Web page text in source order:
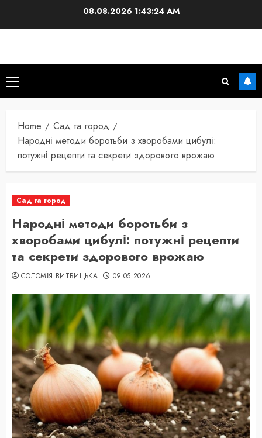
08.08.2026 1:43:25 AM
Primary
Menu
Home
Сад та город
Народні методи боротьби з хворобами цибулі:
потужні рецепти та секрети здорового врожаю
Сад та город
Народні методи боротьби з
хворобами цибулі: потужні рецепти
та секрети здорового врожаю
СОЛОМІЯ ВИТВИЦЬКА 09.05.2026